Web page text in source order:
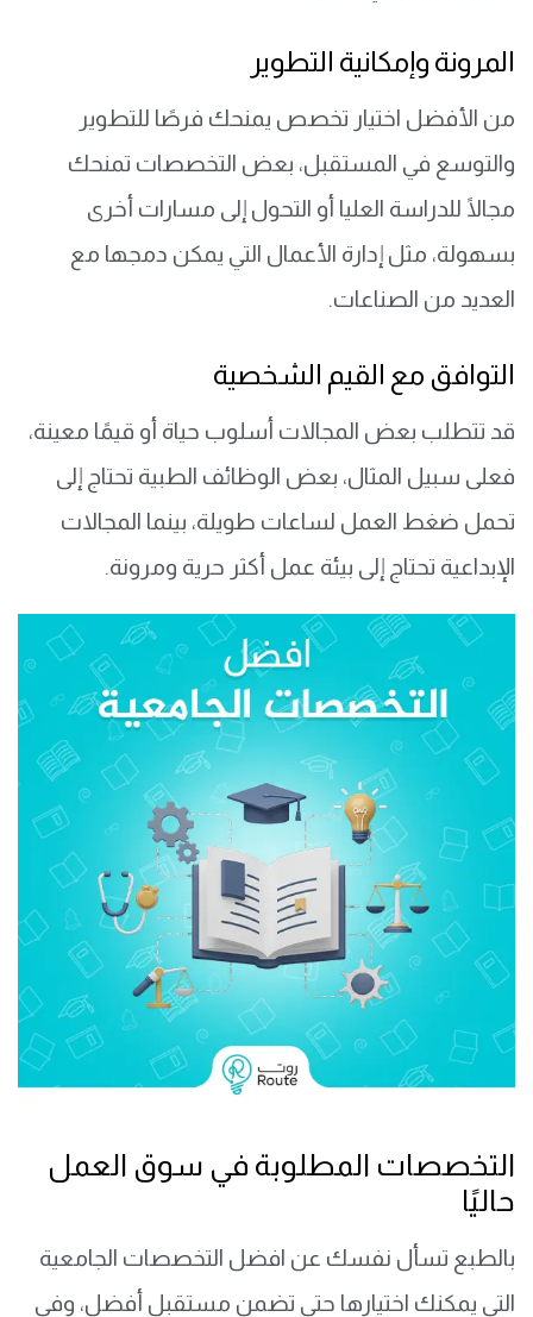
المرونة وإمكانية التطوير
من الأفضل اختيار تخصص يمنحك فرصًا للتطوير
والتوسع في المستقبل، بعض التخصصات تمنحك
مجالًا للدراسة العليا أو التحول إلى مسارات أخرى
بسهولة، مثل إدارة الأعمال التي يمكن دمجها مع
العديد من الصناعات.
التوافق مع القيم الشخصية
قد تتطلب بعض المجالات أسلوب حياة أو قيمًا معينة،
فعلى سبيل المثال، بعض الوظائف الطبية تحتاج إلى
تحمل ضغط العمل لساعات طويلة، بينما المجالات
الإبداعية تحتاج إلى بيئة عمل أكثر حرية ومرونة.
التخصصات المطلوبة في سوق العمل
حاليًا
بالطبع تسأل نفسك عن افضل التخصصات الجامعية
التي يمكنك اختيارها حتى تضمن مستقبل أفضل، وفي